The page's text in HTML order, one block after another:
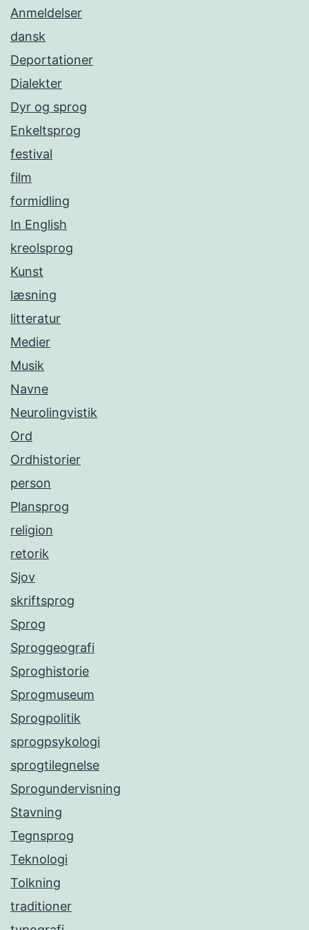
Anmeldelser
dansk
Deportationer
Dialekter
Dyr og sprog
Enkeltsprog
festival
film
formidling
In English
kreolsprog
Kunst
læsning
litteratur
Medier
Musik
Navne
Neurolingvistik
Ord
Ordhistorier
person
Plansprog
religion
retorik
Sjov
skriftsprog
Sprog
Sproggeografi
Sproghistorie
Sprogmuseum
Sprogpolitik
sprogpsykologi
sprogtilegnelse
Sprogundervisning
Stavning
Tegnsprog
Teknologi
Tolkning
traditioner